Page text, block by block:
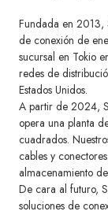
Fundada en 2013,
de conexión de
sucursal en Tokio
redes de
Estados Unidos.
A partir de 2024,
opera una planta
cuadrados.
cables y
almacenamiento
De cara al futuro,
soluciones de